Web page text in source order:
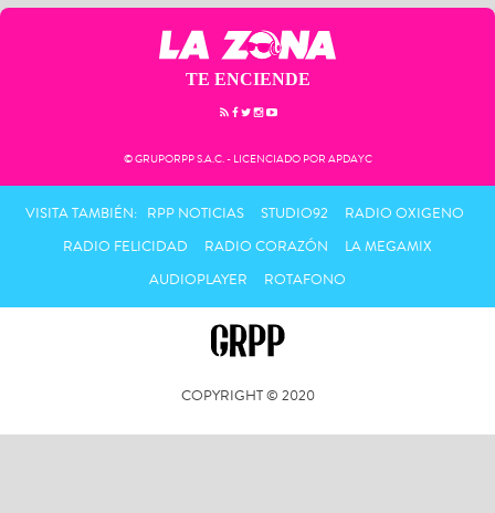
TE ENCIENDE
© GRUPORPP S.A.C. - LICENCIADO POR APDAYC
VISITA TAMBIÉN: RPP NOTICIAS STUDIO92
RADIO OXIGENO
RADIO FELICIDAD
RADIO CORAZÓN
LA MEGAMIX
AUDIOPLAYER
ROTAFONO
COPYRIGHT © 2020